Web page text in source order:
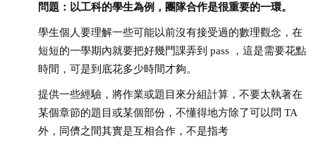
問題：以工科的學生為例，團隊合作是很重要的一環。
學生個人要理解一些可能以前沒有接受過的數理觀念，在
短短的一學期內就要把好幾門課弄到 pass ，這是需要花點
時間，可是到底花多少時間才夠。
提供一些經驗，將作業或題目來分組計算，不要太執著在
某個章節的題目或某個部份，不懂得地方除了可以問 TA
外，同儕之間其實是互相合作，不是指考